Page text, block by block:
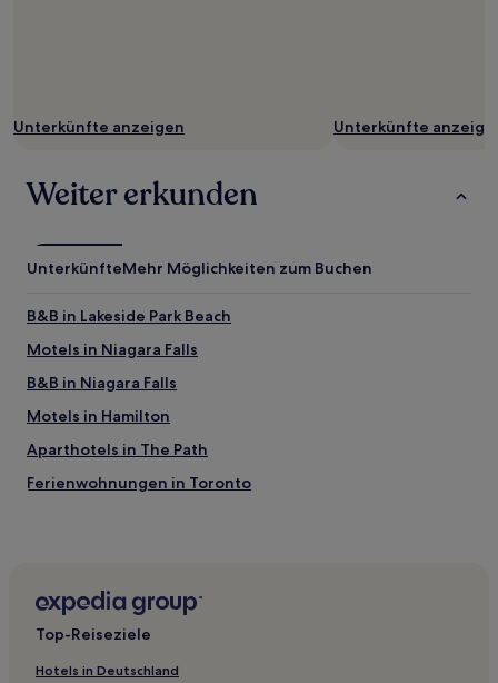
Unterkünfte anzeigen Unterkünfte
Weiter erkunden
UnterkünfteMehr Möglichkeiten zum Buchen
B&B in Lakeside Park Beach
Motels in Niagara Falls
B&B in Niagara Falls
Motels in Hamilton
Aparthotels in The Path
Ferienwohnungen in Toronto
Ferienwohnungen in Ontario
Motels in Ontario
Top-Reiseziele
Hotels in Deutschland